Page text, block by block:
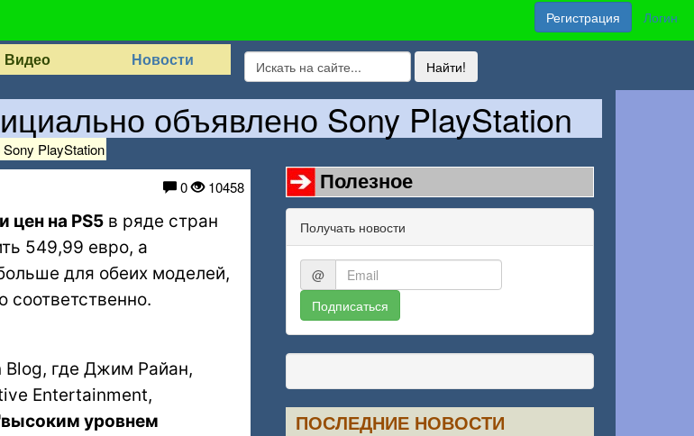
Регистрация Логин
Видео Новости
объявлено Sony PlayStation
PlayStation
0 10458
цен на PS5 в ряде стран
549,99 евро, а
для обеих моделей,
соответственно.
Blog, где Джим Райан,
Entertainment,
уровнем
Полезное
Получать новости
@
Подписаться
ПОСЛЕДНИЕ НОВОСТИ